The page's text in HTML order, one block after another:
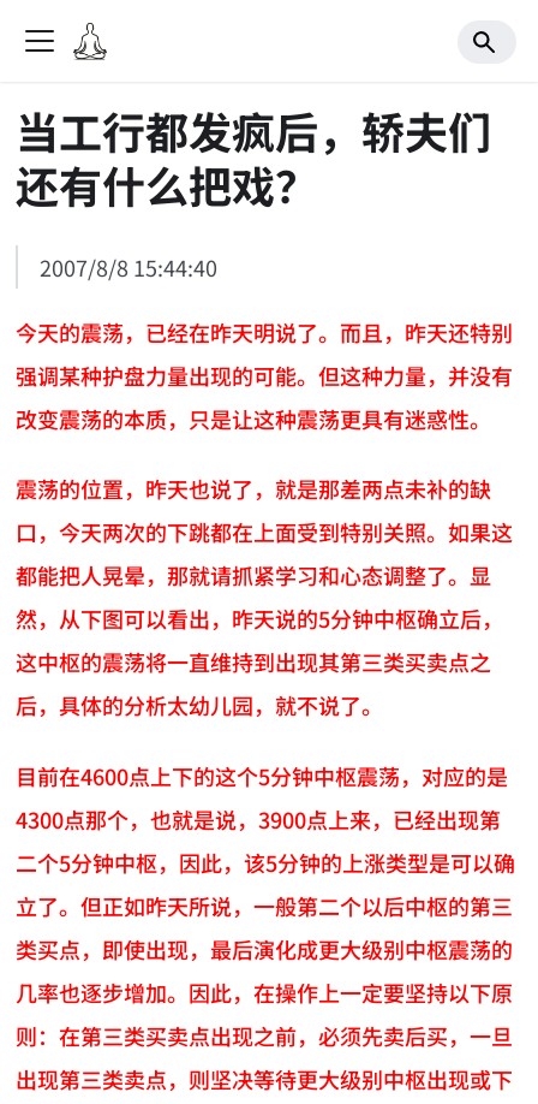
当工行都发疯后，轿夫们
还有什么把戏？
2007/8/8 15:44:40
今天的震荡，已经在昨天明说了。而且，昨天还特别
强调某种护盘力量出现的可能。但这种力量，并没有
改变震荡的本质，只是让这种震荡更具有迷惑性。
震荡的位置，昨天也说了，就是那差两点未补的缺
口，今天两次的下跳都在上面受到特别关照。如果这
都能把人晃晕，那就请抓紧学习和心态调整了。显
然，从下图可以看出，昨天说的5分钟中枢确立后，
这中枢的震荡将一直维持到出现其第三类买卖点之
后，具体的分析太幼儿园，就不说了。
目前在4600点上下的这个5分钟中枢震荡，对应的是
4300点那个，也就是说，3900点上来，已经出现第
二个5分钟中枢，因此，该5分钟的上涨类型是可以确
立了。但正如昨天所说，一般第二个以后中枢的第三
类买点，即使出现，最后演化成更大级别中枢震荡的
几率也逐步增加。因此，在操作上一定要坚持以下原
则：在第三类买卖点出现之前，必须先卖后买，一旦
出现第三类卖点，则坚决等待更大级别中枢出现或下